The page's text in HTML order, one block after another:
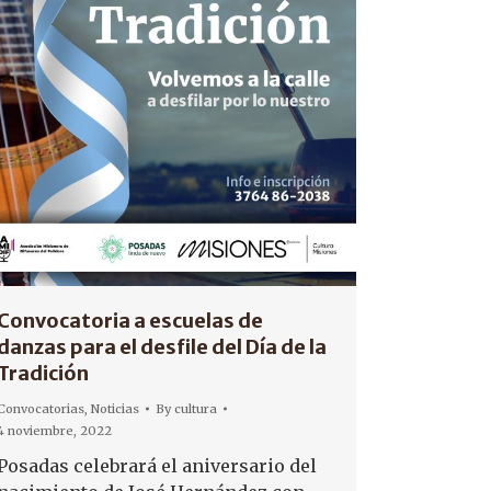
a escuelas de
para el desfile del Día de la
, Noticias Bycultura
noviembre, 2022
celebrará el aniversario del